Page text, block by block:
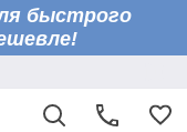
быстрого